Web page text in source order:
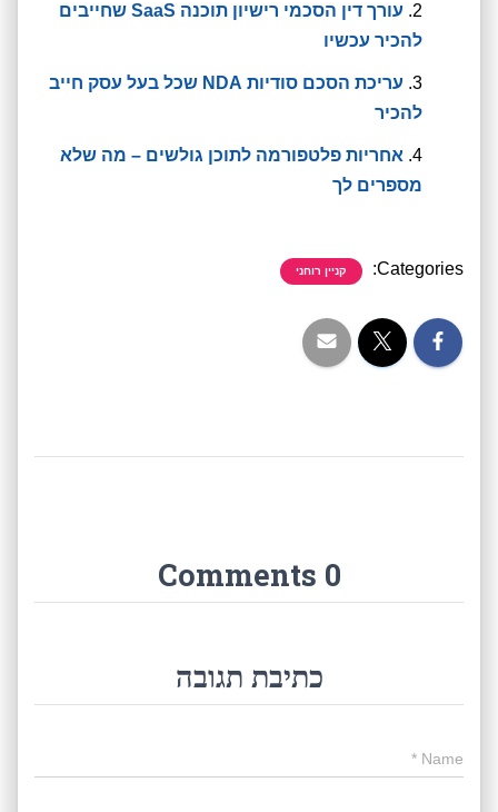
עורך דין הסכמי רישיון תוכנה SaaS שחייבים
להכיר עכשיו
עריכת הסכם סודיות NDA שכל בעל עסק חייב
להכיר
אחריות פלטפורמה לתוכן גולשים – מה שלא
מספרים לך
Categories: קניין רוחני
0 Comments
כתיבת תגובה
Name
*